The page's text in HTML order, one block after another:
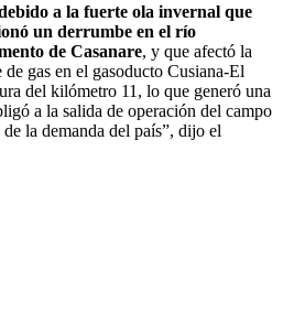
a la fuerte ola invernal que
un derrumbe en el río
de Casanare, y que afectó la
gas en el gasoducto Cusiana-El
del kilómetro 11, lo que generó una
a la salida de operación del campo
la demanda del país”, dijo el